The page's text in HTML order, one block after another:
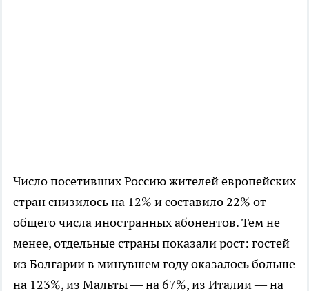
Число посетивших Россию жителей европейских
стран снизилось на 12% и составило 22% от
общего числа иностранных абонентов. Тем не
менее, отдельные страны показали рост: гостей
из Болгарии в минувшем году оказалось больше
на 123%, из Мальты — на 67%, из Италии — на